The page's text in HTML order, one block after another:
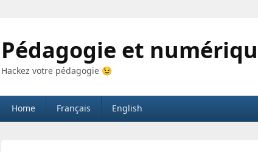
Pédagogie et
Hackez votre pédagogie 😉
Home Français English